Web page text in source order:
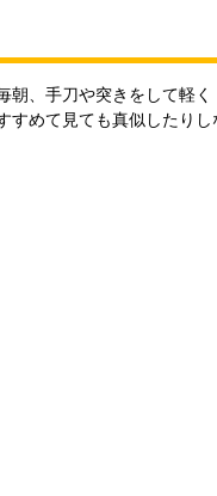
朝、手刀や突きをして軽
すめて見ても真似したり